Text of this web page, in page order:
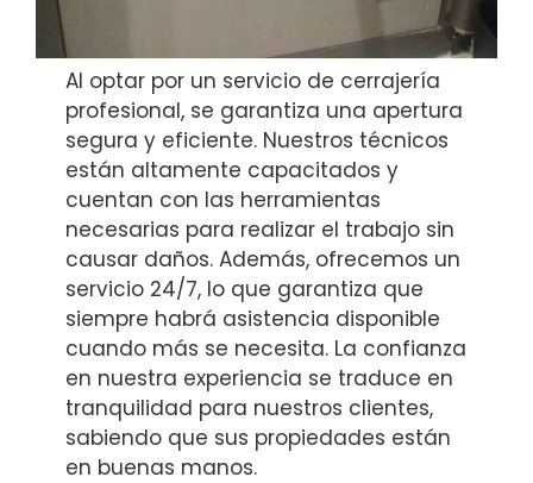
Al optar por un servicio de cerrajería
profesional, se garantiza una apertura
segura y eficiente. Nuestros técnicos
están altamente capacitados y
cuentan con las herramientas
necesarias para realizar el trabajo sin
causar daños. Además, ofrecemos un
servicio 24/7, lo que garantiza que
siempre habrá asistencia disponible
cuando más se necesita. La confianza
en nuestra experiencia se traduce en
tranquilidad para nuestros clientes,
sabiendo que sus propiedades están
en buenas manos.